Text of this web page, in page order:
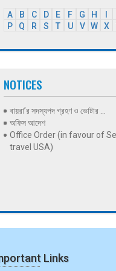
A B C D E F G H
P
Q R S T U V W X
NOTICES
বায়রা’র সদস্যপদ গ্রহণ ও ভোটার ...
অফিস আদেশ
Office Order (in favour of
travel USA)
Links